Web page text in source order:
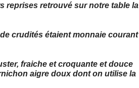
reprises retrouvé sur notre table la
crudités étaient monnaie courant
fraiche et croquante et douce
aigre doux dont on utilise la